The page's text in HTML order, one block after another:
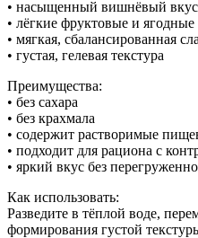
• насыщенный вишнёвый вкус
• лёгкие фруктовые и ягодные
• мягкая, сбалансированная
• густая, гелевая текстура
Преимущества:
• без сахара
• без крахмала
• содержит растворимые
• подходит для рациона с
• яркий вкус без
Как использовать:
Разведите в тёплой воде,
формирования густой